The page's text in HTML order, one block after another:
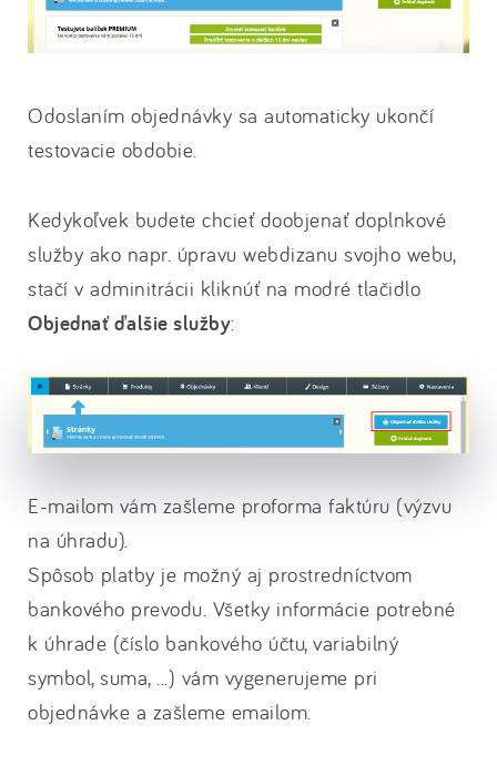
Odoslaním objednávky sa automaticky ukončí
testovacie obdobie.
Kedykoľvek budete chcieť doobjenať doplnkové
služby ako napr. úpravu webdizanu svojho webu,
stačí v adminitrácii kliknúť na modré tlačidlo
Objednať ďalšie služby:
E-mailom vám zašleme proforma faktúru (výzvu
na úhradu).
Spôsob platby je možný aj prostredníctvom
bankového prevodu. Všetky informácie potrebné
k úhrade (číslo bankového účtu, variabilný
symbol, suma, ...) vám vygenerujeme pri
objednávke a zašleme emailom.